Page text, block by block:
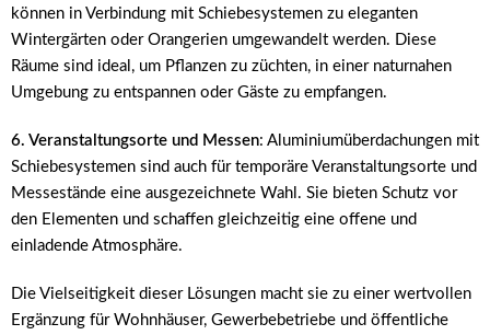
können in Verbindung mit Schiebesystemen zu eleganten
Wintergärten oder Orangerien umgewandelt werden. Diese
Räume sind ideal, um Pflanzen zu züchten, in einer naturnahen
Umgebung zu entspannen oder Gäste zu empfangen.
6. Veranstaltungsorte und Messen: Aluminiumüberdachungen mit
Schiebesystemen sind auch für temporäre Veranstaltungsorte und
Messestände eine ausgezeichnete Wahl. Sie bieten Schutz vor
den Elementen und schaffen gleichzeitig eine offene und
einladende Atmosphäre.
Die Vielseitigkeit dieser Lösungen macht sie zu einer wertvollen
Ergänzung für Wohnhäuser, Gewerbebetriebe und öffentliche